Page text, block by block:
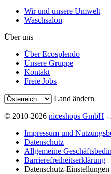
Wir und unsere Umwelt
Waschsalon
Über uns
Über Ecosplendo
Unsere Gruppe
Kontakt
Freie Jobs
Land ändern
© 2010-2026 niceshops GmbH -
Impressum und
Datenschutz
Allgemeine
Barrierefreiheitserklärung
Datenschutz-Einstellungen